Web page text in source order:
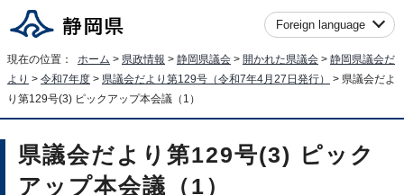
Foreign language
現在の位置： ホーム > 県政情報 > 静岡県議会 > 開かれた県議会 > 静岡県議会だ
より > 令和7年度 > 県議会だより第129号（令和7年4月27日発行）
> 県議会だよ
り第129号(3) ピックアップ本会議（1）
県議会だより第129号(3) ピック
アップ本会議（1）